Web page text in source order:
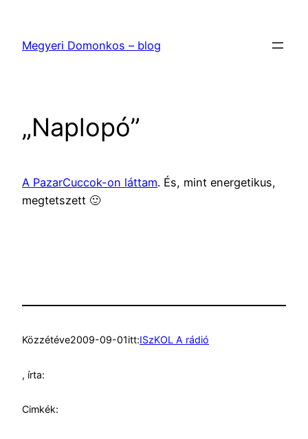
tartalomhoz
Megyeri Domonkos – blog
„Naplopó”
A PazarCuccok-on láttam. És, mint energetikus,
megtetszett 🙂
Közzétéve2009-09-01itt:ISzKOL A rádió
, írta:
Cimkék: